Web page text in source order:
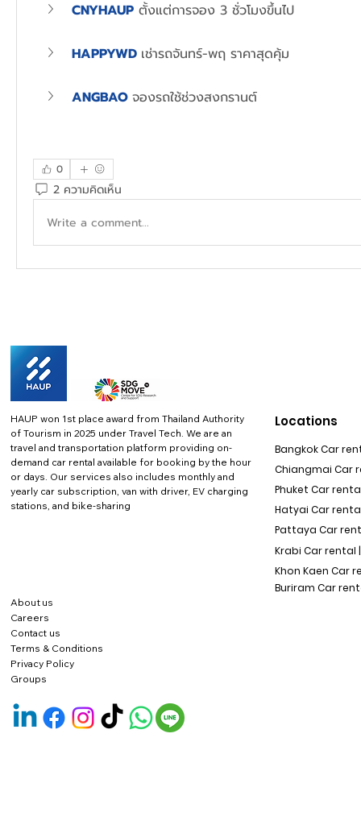
CNYHAUP ตั้งแต่การจอง 3 ชั่วโมงขึ้นไป
HAPPYWD เช่ารถจันทร์-พฤ ราคาสุดคุ้ม
ANGBAO จองรถใช้ช่วงสงกรานต์
0
2 ความคิดเห็น
Write a comment...
HAUP won 1st place award from Thailand Authority
of Tourism in 2025 under Travel Tech. We are an
travel and transportation platform providing on-
demand car rental available for booking by the hour
or days. Our services also includes monthly and
yearly car subscription, van with driver, EV charging
stations, and bike-sharing
About us
Careers
Contact us
Terms & Conditions
Privacy Policy
Locations
Bangkok Car
Chiangmai Car
Phuket Car rental
Hatyai Car
Pattaya Car
Krabi Car rental |
Khon Kaen Car
Buriram Car
Groups